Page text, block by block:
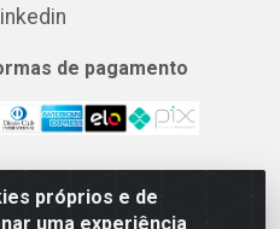
próprios e de
uma experiência
de pagamento
COSMÉTICOS ALIMENTOS E